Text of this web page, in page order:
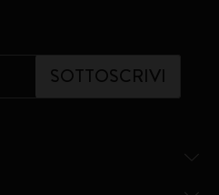
SOTTOSCRIVI